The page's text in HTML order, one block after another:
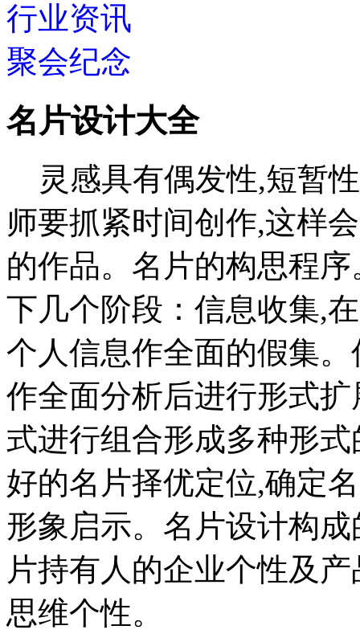
行业资讯
聚会纪念
名片设计大全
灵感具有偶发性,短暂
师要抓紧时间创作,这样
的作品。名片的构思程
下几个阶段：信息收集,
个人信息作全面的假集
作全面分析后进行形式
式进行组合形成多种形
好的名片择优定位,确定
形象启示。名片设计构
片持有人的企业个性及
思维个性。